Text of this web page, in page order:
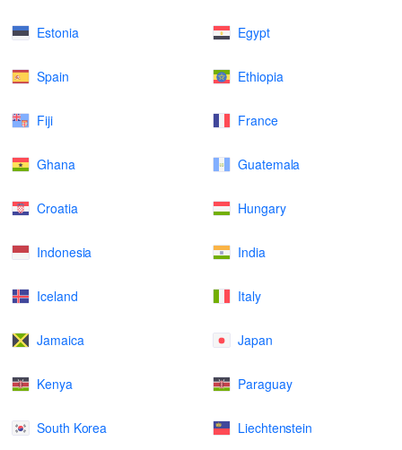
Estonia Egypt
Spain Ethiopia
Fiji France
Ghana Guatemala
Croatia Hungary
Indonesia India
Iceland Italy
Jamaica Japan
Kenya Paraguay
South Korea Liechtenstein